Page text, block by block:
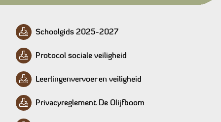
Schoolgids 2025-2027
Protocol sociale veiligheid
Leerlingenvervoer en veiligheid
Privacyreglement De Olijfboom